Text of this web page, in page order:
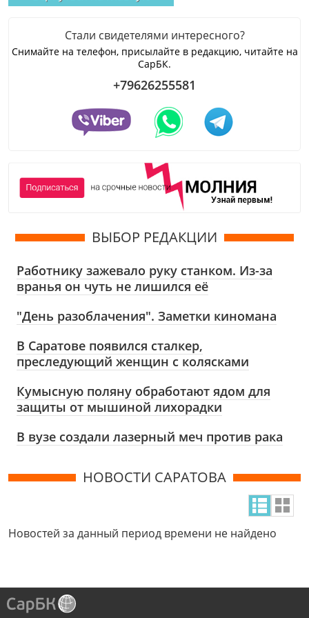
Стали свидетелями интересного?
Снимайте на телефон, присылайте в редакцию, читайте на
СарБК.
+79626255581
ВЫБОР РЕДАКЦИИ
Работнику зажевало руку станком. Из-за
вранья он чуть не лишился её
"День разоблачения". Заметки киномана
В Саратове появился сталкер,
преследующий женщин с колясками
Кумысную поляну обработают ядом для
защиты от мышиной лихорадки
В вузе создали лазерный меч против рака
НОВОСТИ САРАТОВА
Новостей за данный период времени не найдено